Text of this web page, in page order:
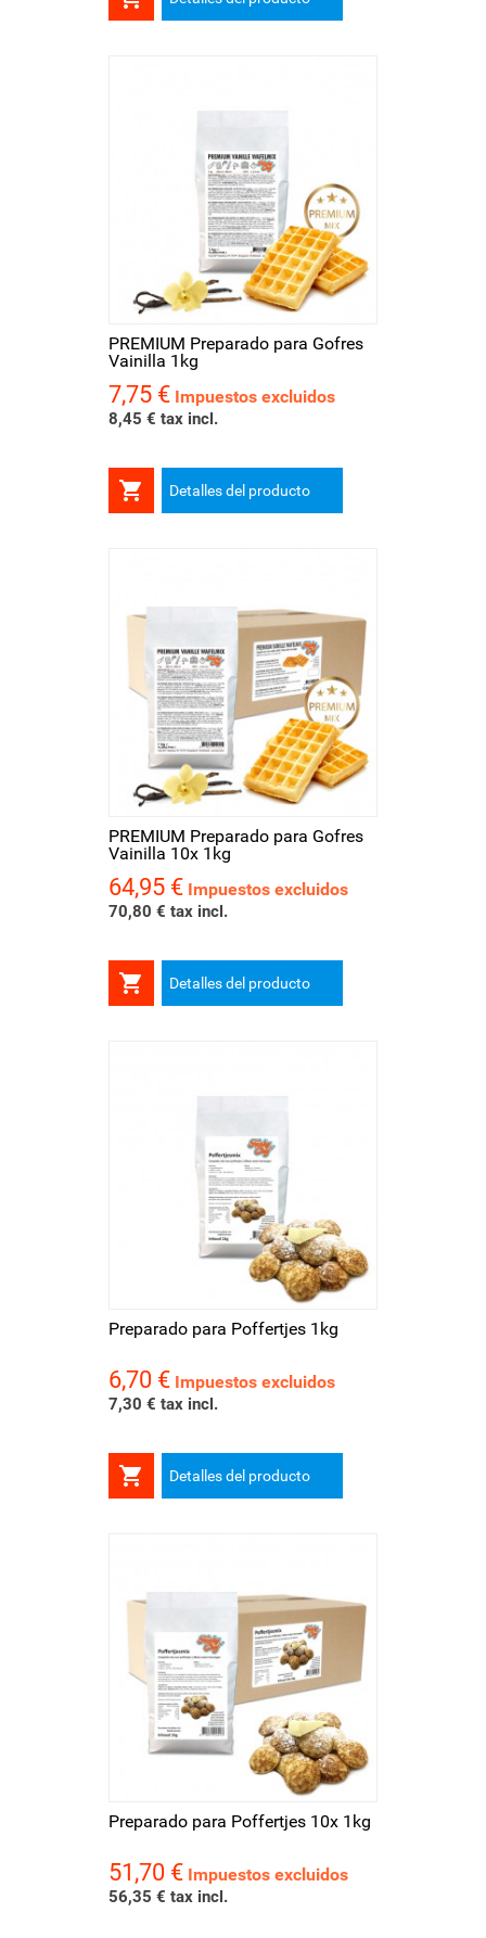
PREMIUM Preparado para Gofres
Vainilla 1kg
Precio
7,75 € Impuestos excluidos
8,45 € tax incl.
 Detalles del producto
PREMIUM Preparado para Gofres
Vainilla 10x 1kg
Precio
64,95 € Impuestos excluidos
70,80 € tax incl.
 Detalles del producto
Preparado para Poffertjes 1kg
Precio
6,70 € Impuestos excluidos
7,30 € tax incl.
 Detalles del producto
Preparado para Poffertjes 10x 1kg
Precio
51,70 € Impuestos excluidos
56,35 € tax incl.